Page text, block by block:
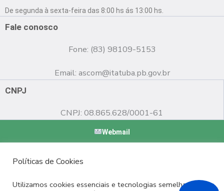
o
o
b
e
g
r
De segunda à sexta-feira das 8:00 hs ás 13:00 hs.
Fale conosco
Fone: (83) 98109-5153
Email: ascom@itatuba.pb.gov.br
CNPJ
CNPJ: 08.865.628/0001-61
Webmail
Políticas de Cookies
Utilizamos cookies essenciais e tecnologias semelhantes de